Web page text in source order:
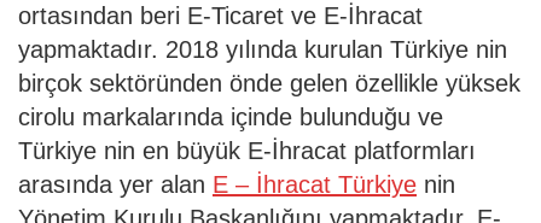
ortasından beri E-Ticaret ve E-İhracat
yapmaktadır. 2018 yılında kurulan Türkiye nin
birçok sektöründen önde gelen özellikle yüksek
cirolu markalarında içinde bulunduğu ve
Türkiye nin en büyük E-İhracat platformları
arasında yer alan E – İhracat Türkiye nin